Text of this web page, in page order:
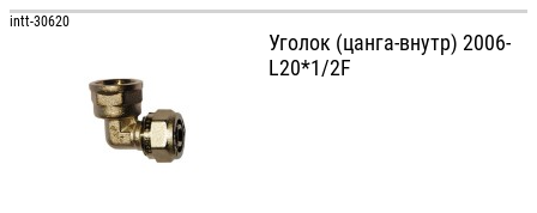
УБ.
intt-30620
Уголок (цанга-внутр) 2006-
L20*1/2F